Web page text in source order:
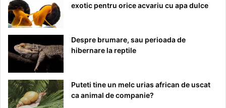
exotic pentru orice acvariu cu apa dulce
Despre brumare, sau perioada de
hibernare la reptile
Puteti tine un melc urias african de uscat
ca animal de companie?